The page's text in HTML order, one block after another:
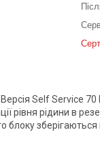
Версія Self
рідини в
зберігаються